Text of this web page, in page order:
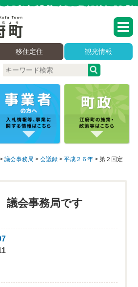
移住定住 観光情報
>議会事務局 >会議録 >平成２６年 >第２回定
議会事務局です